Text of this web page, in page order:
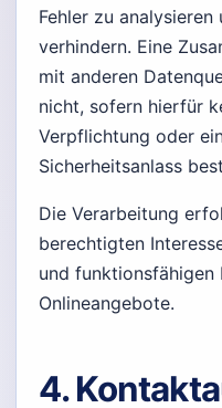
Fehler zu
verhindern. Eine
mit anderen
nicht, sofern hierfür
Verpflichtung oder
Sicherheitsanlass
Die Verarbeitung
berechtigten
und funktionsfähigen
Onlineangebote.
4.